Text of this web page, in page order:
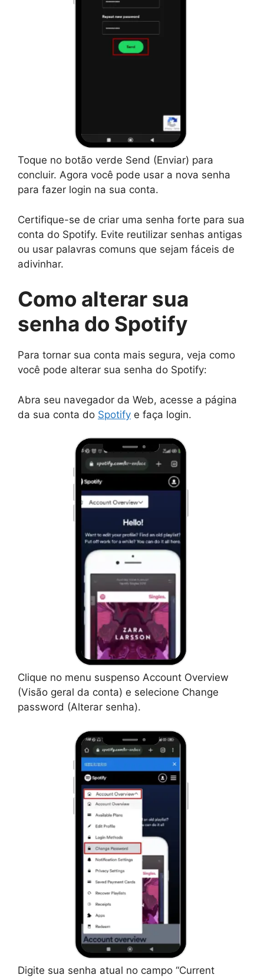
Toque no botão verde Send (Enviar) para
concluir. Agora você pode usar a nova senha
para fazer login na sua conta.
Certifique-se de criar uma senha forte para sua
conta do Spotify. Evite reutilizar senhas antigas
ou usar palavras comuns que sejam fáceis de
adivinhar.
Como alterar sua
senha do Spotify
Para tornar sua conta mais segura, veja como
você pode alterar sua senha do Spotify:
Abra seu navegador da Web, acesse a página
da sua conta do Spotify e faça login.
Clique no menu suspenso Account Overview
(Visão geral da conta) e selecione Change
password (Alterar senha).
Digite sua senha atual no campo “Current